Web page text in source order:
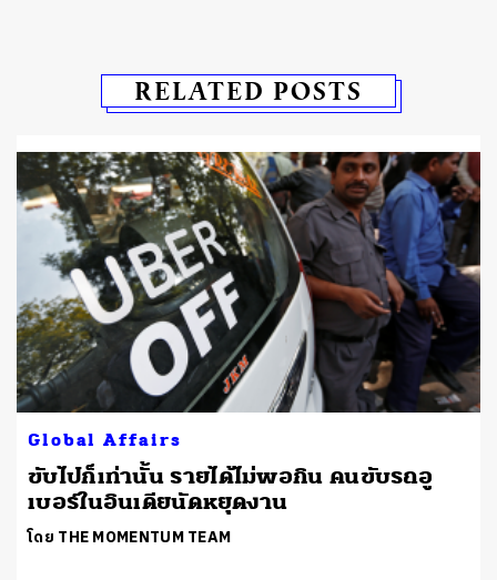
RELATED POSTS
Global Affairs
ขับไปก็เท่านั้น รายได้ไม่พอกิน คนขับรถอู
เบอร์ในอินเดียนัดหยุดงาน
โดย THE MOMENTUM TEAM